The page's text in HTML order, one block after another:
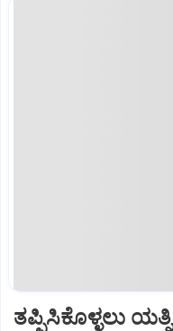
ತಪ್ಪಿಸಿಕೊಳ್ಳಲು